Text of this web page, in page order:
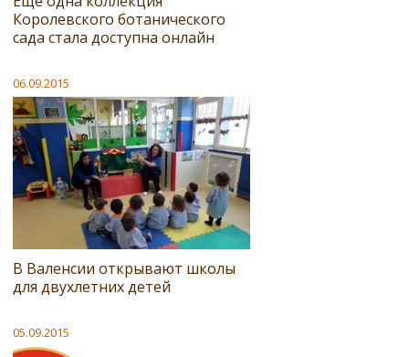
Королевского ботанического
сада стала доступна онлайн
06.09.2015
В Валенсии открывают школы
для двухлетних детей
05.09.2015